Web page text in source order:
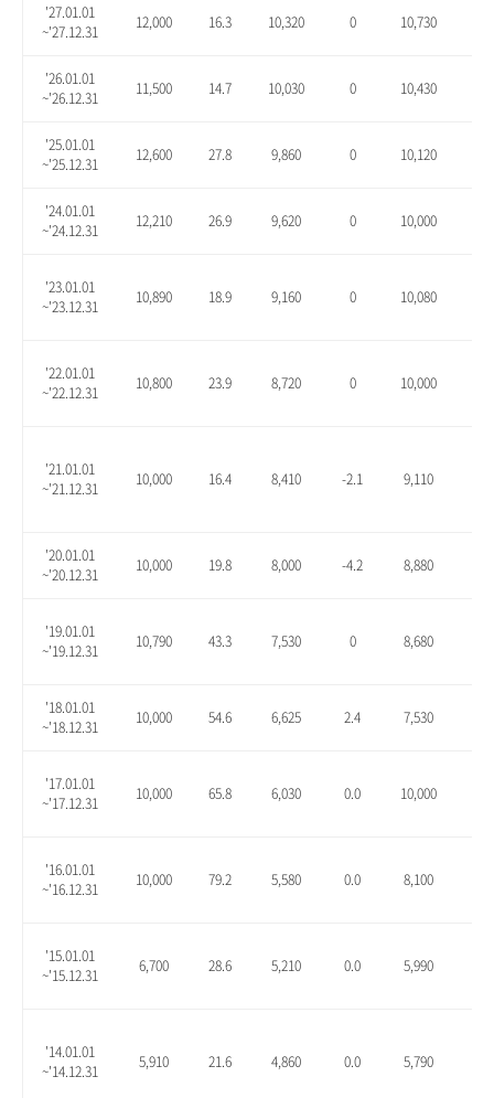
'27.01.01
~'27.12.31
12,000 16.3 10,320 0 10,730
'26.01.01
~'26.12.31
11,500 14.7 10,030 0 10,430
'25.01.01
~'25.12.31
12,600 27.8 9,860 0 10,120
'24.01.01
~'24.12.31
12,210 26.9 9,620 0 10,000
'23.01.01
~'23.12.31
10,890 18.9 9,160 0 10,080
'22.01.01
~'22.12.31
10,800 23.9 8,720 0 10,000
'21.01.01
~'21.12.31
10,000 16.4 8,410 -2.1 9,110
'20.01.01
~'20.12.31
10,000 19.8 8,000 -4.2 8,880
'19.01.01
~'19.12.31
10,790 43.3 7,530 0 8,680
'18.01.01
~'18.12.31
10,000 54.6 6,625 2.4 7,530
'17.01.01
~'17.12.31
10,000 65.8 6,030 0.0 10,000
'16.01.01
~'16.12.31
10,000 79.2 5,580 0.0 8,100
'15.01.01
~'15.12.31
6,700 28.6 5,210 0.0 5,990
'14.01.01
~'14.12.31
5,910 21.6 4,860 0.0 5,790